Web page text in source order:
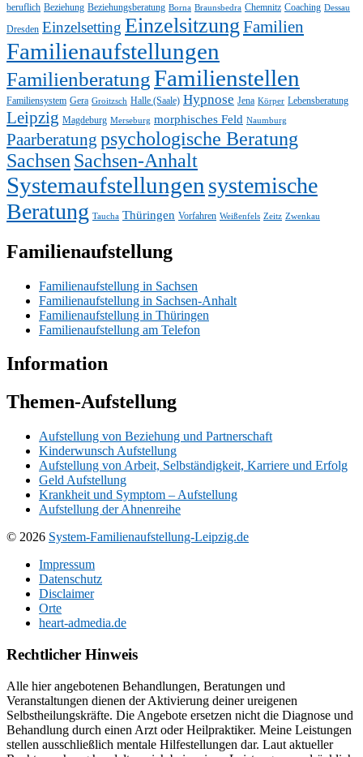
beruflich Beziehung Beziehungsberatung Borna Braunsbedra Chemnitz Coaching Dessau
Dresden Einzelsetting Einzelsitzung Familien
Familienaufstellungen
FamilienberatungFamilienstellen
Familiensystem Gera Groitzsch Halle (Saale) Hypnose Jena Körper Lebensberatung
Leipzig Magdeburg Merseburg morphisches Feld Naumburg
Paarberatung psychologische Beratung
Sachsen Sachsen-Anhalt
Systemaufstellungen systemische
Beratung Taucha Thüringen Vorfahren Weißenfels Zeitz Zwenkau
Familienaufstellung
Familienaufstellung in Sachsen
Familienaufstellung in Sachsen-Anhalt
Familienaufstellung in Thüringen
Familienaufstellung am Telefon
Information
Themen-Aufstellung
Aufstellung von Beziehung und Partnerschaft
Kinderwunsch Aufstellung
Aufstellung von Arbeit, Selbständigkeit, Karriere und Erfolg
Geld Aufstellung
Krankheit und Symptom – Aufstellung
Aufstellung der Ahnenreihe
© 2026 System-Familienaufstellung-Leipzig.de
Impressum
Datenschutz
Disclaimer
Orte
heart-admedia.de
Rechtlicher Hinweis
Alle hier angebotenen Behandlungen, Beratungen und
Veranstaltungen dienen der Aktivierung deiner ureigenen
Selbstheilungskräfte. Die Angebote ersetzen nicht die Diagnose und
Behandlung durch einen Arzt oder Heilpraktiker. Meine Leistungen
stellen ausschließlich mentale Hilfestellungen dar. Laut aktueller